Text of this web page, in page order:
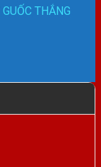
GUỐC THẮNG